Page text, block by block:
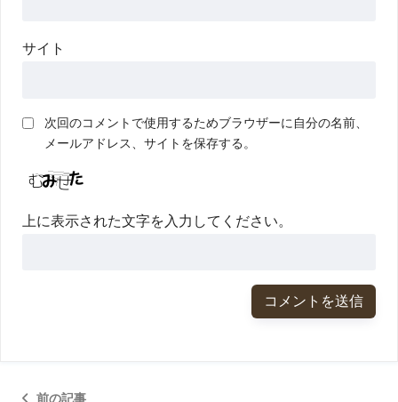
サイト
次回のコメントで使用するためブラウザーに自分の名前、
メールアドレス、サイトを保存する。
上に表示された文字を入力してください。
前の記事